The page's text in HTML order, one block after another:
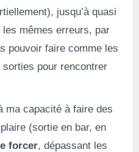
jusqu’à quasi
mêmes erreurs, par
pouvoir faire comme les
sorties pour rencontrer
ma capacité à faire des
(sortie en bar, en
forcer, dépassant les